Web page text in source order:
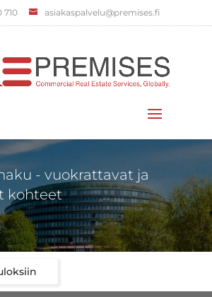
710 asiakaspalvelu@premises.fi
- vuokrattavat ja
kohteet